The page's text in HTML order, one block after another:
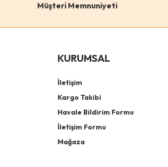
Müşteri Memnuniyeti
KURUMSAL
İletişim
Kargo Takibi
Havale Bildirim Formu
İletişim Formu
Mağaza